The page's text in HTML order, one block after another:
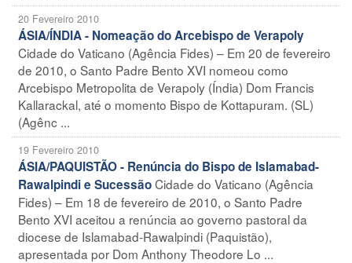
20 Fevereiro 2010
ÁSIA/ÍNDIA - Nomeação do Arcebispo de Verapoly
Cidade do Vaticano (Agência Fides) – Em 20 de fevereiro
de 2010, o Santo Padre Bento XVI nomeou como
Arcebispo Metropolita de Verapoly (Índia) Dom Francis
Kallarackal, até o momento Bispo de Kottapuram. (SL)
(Agênc ...
19 Fevereiro 2010
ÁSIA/PAQUISTÃO - Renúncia do Bispo de Islamabad-
Rawalpindi e SucessãoCidade do Vaticano (Agência
Fides) – Em 18 de fevereiro de 2010, o Santo Padre
Bento XVI aceitou a renúncia ao governo pastoral da
diocese de Islamabad-Rawalpindi (Paquistão),
apresentada por Dom Anthony Theodore Lo ...